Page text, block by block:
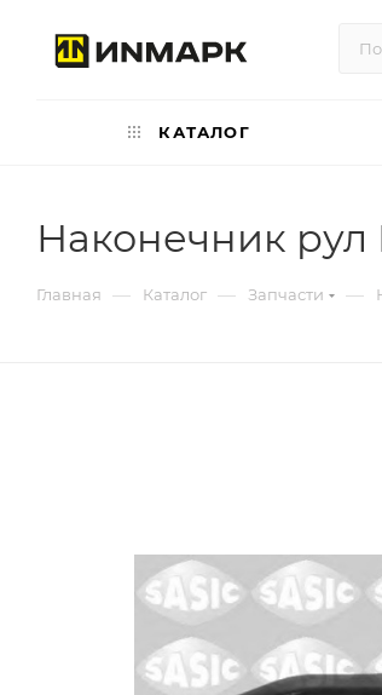
КАТАЛОГ
Наконечник рул
Главная — Каталог — Запчасти —